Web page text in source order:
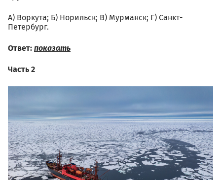
А) Воркута; Б) Норильск; В) Мурманск; Г) Санкт-
Петербург.
Ответ: показать
Часть 2
523989.jpg